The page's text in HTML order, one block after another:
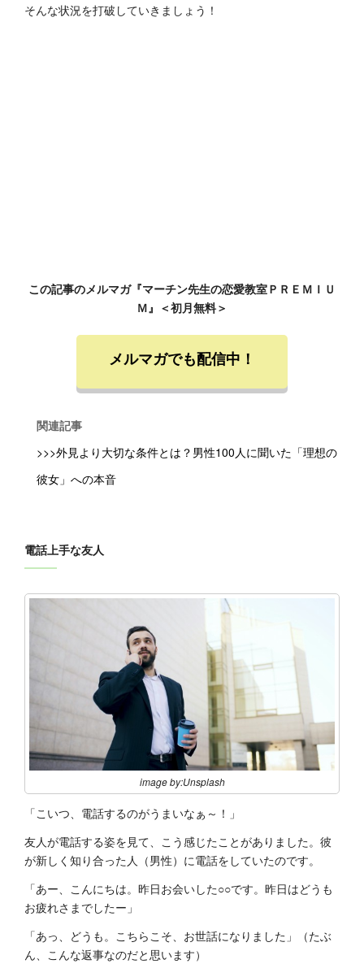
そんな状況を打破していきましょう！
この記事のメルマガ『マーチン先生の恋愛教室ＰＲＥＭＩＵ
Ｍ』＜初月無料＞
メルマガでも配信中！
関連記事
>>>外見より大切な条件とは？男性100人に聞いた「理想の
彼女」への本音
電話上手な友人
image by:Unsplash
「こいつ、電話するのがうまいなぁ～！」
友人が電話する姿を見て、こう感じたことがありました。彼
が新しく知り合った人（男性）に電話をしていたのです。
「あー、こんにちは。昨日お会いした○○です。昨日はどうも
お疲れさまでしたー」
「あっ、どうも。こちらこそ、お世話になりました」（たぶ
ん、こんな返事なのだと思います）